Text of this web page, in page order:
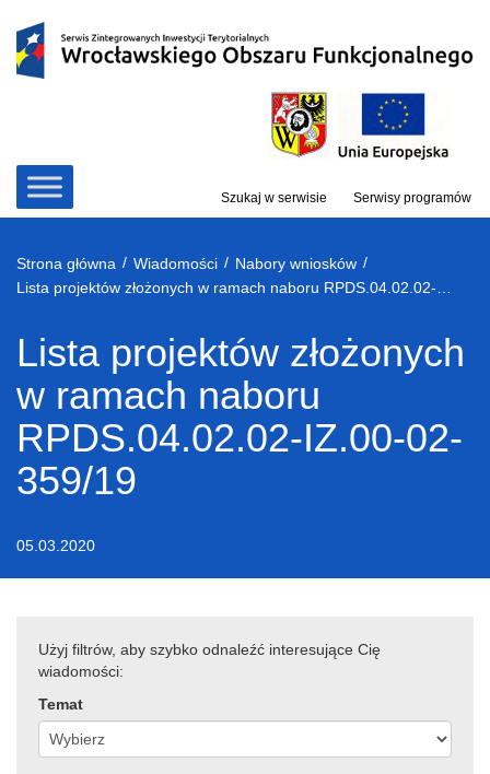
treści
Szukaj w serwisie Serwisy programów
Strona główna / Wiadomości / Nabory wniosków /
Lista projektów złożonych
w ramach naboru
RPDS.04.02.02-IZ.00-02-
359/19
05.03.2020
Użyj filtrów, aby szybko odnaleźć interesujące Cię
wiadomości:
Temat